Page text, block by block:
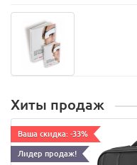
Хиты продаж
Ваша скидка: -33%
Лидер продаж!